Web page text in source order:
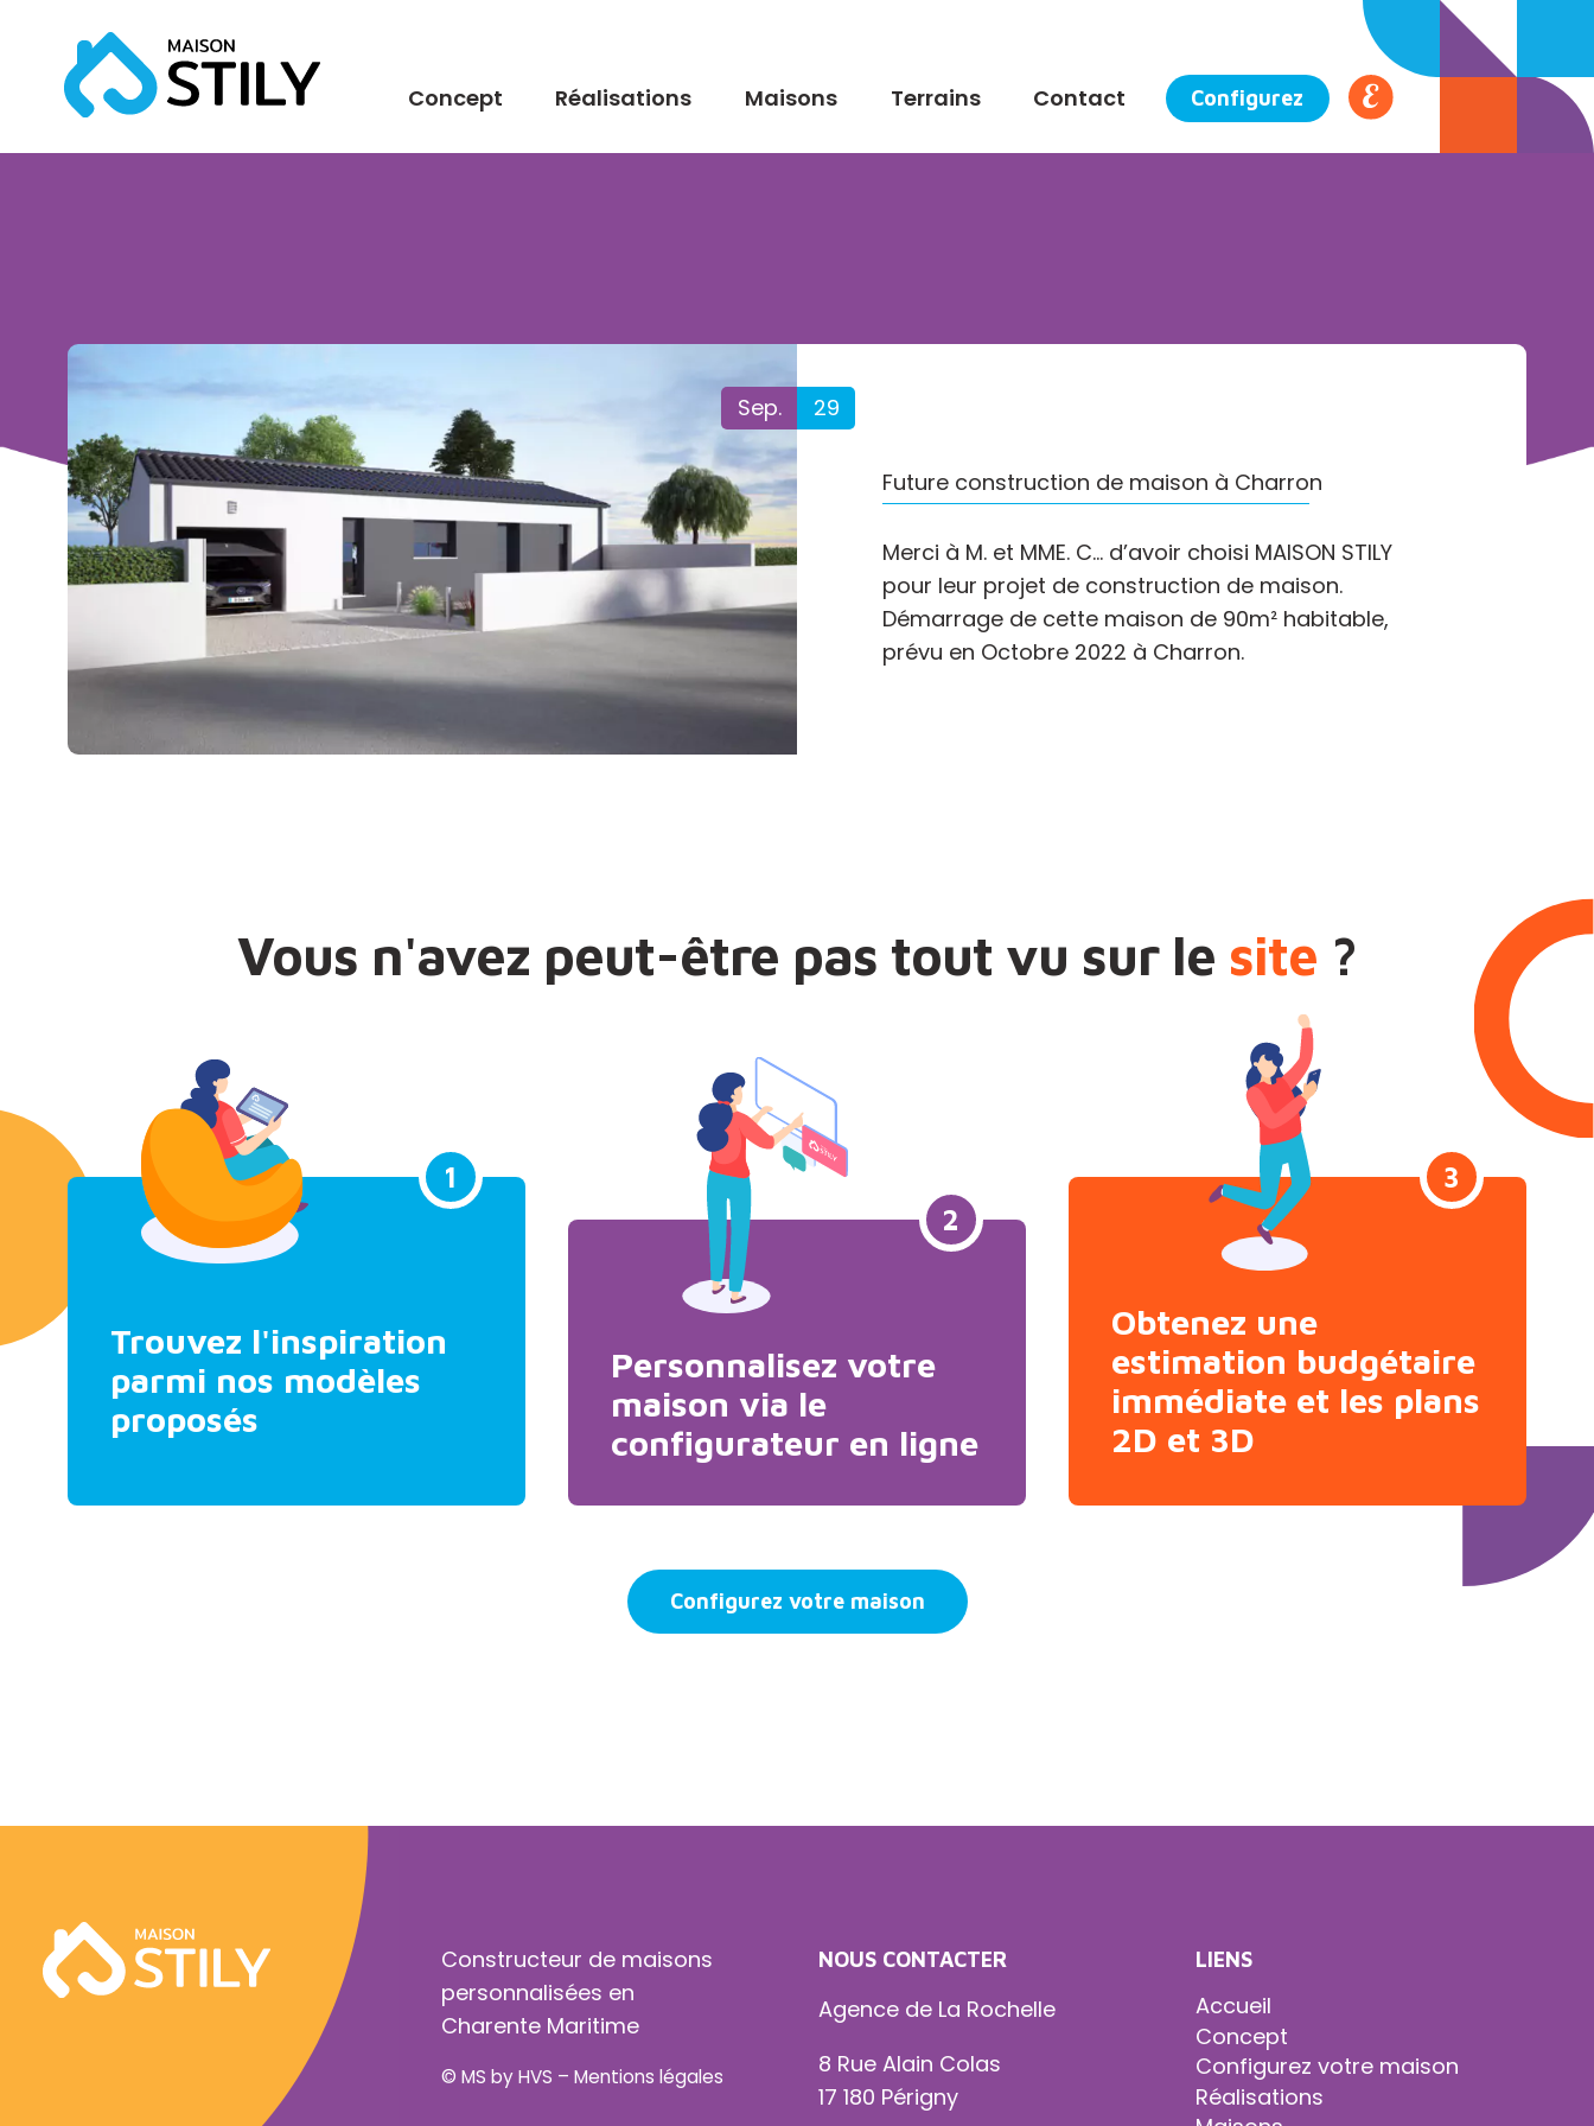
Concept Réalisations Maisons Terrains Contact Configurez
Sep. 29
Future construction de maison à Charron
Merci à M. et MME. C… d’avoir choisi MAISON STILY
pour leur projet de construction de maison.
Démarrage de cette maison de 90m² habitable,
prévu en Octobre 2022 à Charron.
Vous n'avez peut-être pas tout vu sur le site ?
1
Trouvez l'inspiration
parmi nos modèles
proposés
2
Personnalisez votre
maison via le
configurateur en ligne
3
Obtenez une
estimation budgétaire
immédiate et les plans
2D et 3D
Configurez votre maison
Constructeur de maisons
personnalisées en
Charente Maritime
© MS byHVS – Mentions légales
NOUS CONTACTER
Agence de La Rochelle
8 Rue Alain Colas
17 180 Périgny
LIENS
Accueil
Concept
Configurez votre maison
Réalisations